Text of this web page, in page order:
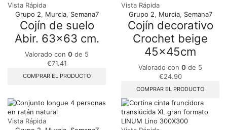
Vista Rápida
Grupo 2, Murcia, Semana7
Cojín de suelo
Abir. 63×63 cm.
Valorado con 0 de 5
€71.41
COMPRAR EL PRODUCTO
Vista Rápida
Grupo 2, Murcia, Semana7
Cojín decorativo
Crochet beige
45x45cm
Valorado con 0 de 5
€24.90
COMPRAR EL PRODUCTO
Vista Rápida